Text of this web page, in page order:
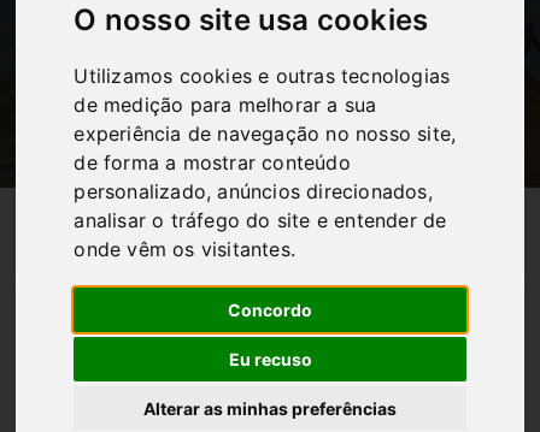
O nosso site usa cookies
Utilizamos cookies e outras tecnologias
de medição para melhorar a sua
experiência de navegação no nosso site,
de forma a mostrar conteúdo
personalizado, anúncios direcionados,
analisar o tráfego do site e entender de
onde vêm os visitantes.
Concordo
Eu recuso
Alterar as minhas preferências
Vídeos
Home Vídeos